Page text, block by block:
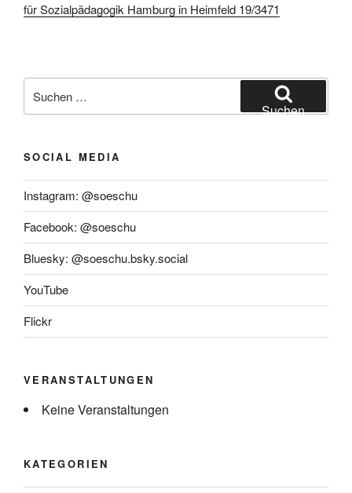
für Sozialpädagogik Hamburg in Heimfeld 19/3471
nach:
Suchen
SOCIAL MEDIA
Instagram: @soeschu
Facebook: @soeschu
Bluesky: @soeschu.bsky.social
YouTube
Flickr
VERANSTALTUNGEN
Keine Veranstaltungen
KATEGORIEN